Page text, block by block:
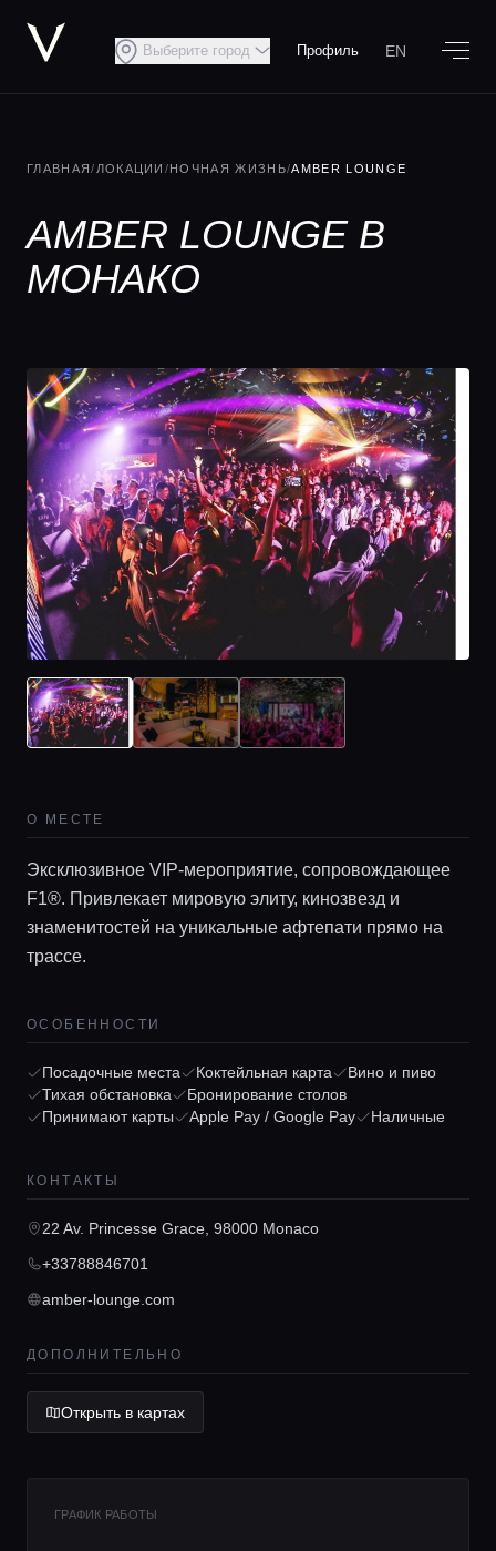
Главная
Локации
Гиды
Консьерж сервис
Lifestyle журнал
Выберите город Профиль EN
ГЛАВНАЯ/ ЛОКАЦИИ /НОЧНАЯ ЖИЗНЬ/AMBER LOUNGE
AMBER LOUNGE В
МОНАКО
О МЕСТЕ
Эксклюзивное VIP-мероприятие, сопровождающее
F1®. Привлекает мировую элиту, кинозвезд и
знаменитостей на уникальные афтепати прямо на
трассе.
ОСОБЕННОСТИ
Посадочные места Коктейльная карта
Вино и пиво
Тихая обстановка
Бронирование столов
Принимают карты
Apple Pay / Google Pay Наличные
КОНТАКТЫ
22 Av. Princesse Grace, 98000 Monaco
+33788846701
amber-lounge.com
ДОПОЛНИТЕЛЬНО
Открыть в картах
ГРАФИК РАБОТЫ